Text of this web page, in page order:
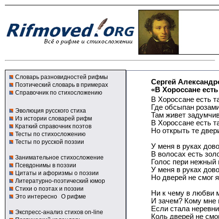
Словарь разновидностей рифмы
Поэтический словарь в примерах
Справочник по стихосложению
Эволюция русского стиха
Из истории словарей рифм
Краткий справочник поэтов
Тесты по стихосложению
Тесты по русской поэзии
Занимательное стихосложение
Псевдонимы в поэзии
Цитаты и афоризмы о поэзии
Литературно-поэтический юмор
Стихи о поэтах и поэзии
Это интересно О рифме
Экспресс-анализ стихов on-line
Сергей
«В Хороссане
В Хороссане есть
Где обсыпан
Там живет
В Хороссане есть
Но открыть те
У меня в руках
В волосах есть
Голос пери нежный
У меня в руках
Но дверей не смог
Ни к чему в любви
И зачем? Кому мне
Если стала
Коль дверей не